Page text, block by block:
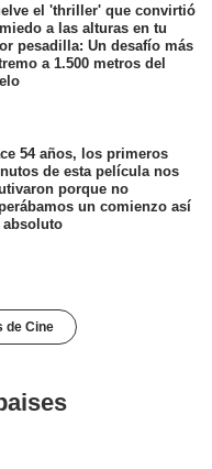
el 'thriller' que convirtió
a las alturas en tu
pesadilla: Un desafío más
a 1.500 metros del
54 años, los primeros
de esta película nos
porque no
un comienzo así
absoluto
de Cine